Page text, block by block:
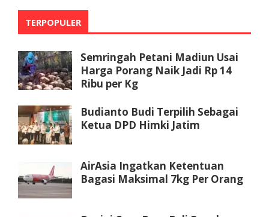
TERPOPULER
Semringah Petani Madiun Usai
Harga Porang Naik Jadi Rp 14
Ribu per Kg
Budianto Budi Terpilih Sebagai
Ketua DPD Himki Jatim
AirAsia Ingatkan Ketentuan
Bagasi Maksimal 7kg Per Orang